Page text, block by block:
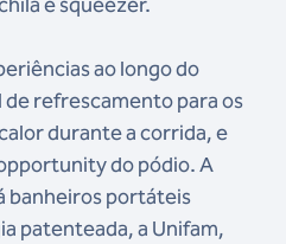
ao longo do
refrescamento para os
durante a corrida, e
do pódio. A
banheiros portáteis
patenteada, a Unifam,